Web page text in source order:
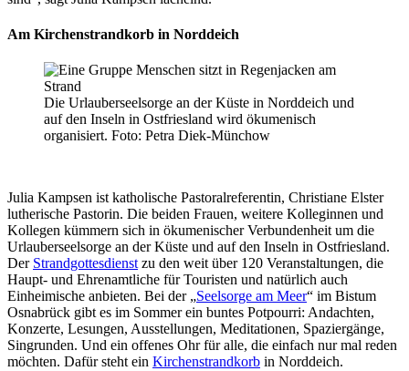
Am Kirchenstrandkorb in Norddeich
Die Urlauberseelsorge an der Küste in Norddeich und
auf den Inseln in Ostfriesland wird ökumenisch
organisiert. Foto: Petra Diek-Münchow
Julia Kampsen ist katholische Pastoralreferentin, Christiane Elster
lutherische Pastorin. Die beiden Frauen, weitere Kolleginnen und
Kollegen kümmern sich in ökumenischer Verbundenheit um die
Urlauberseelsorge an der Küste und auf den Inseln in Ostfriesland.
Der Strandgottesdienst zu den weit über 120 Veranstaltungen, die
Haupt- und Ehrenamtliche für Touristen und natürlich auch
Einheimische anbieten. Bei der „Seelsorge am Meer“ im Bistum
Osnabrück gibt es im Sommer ein buntes Potpourri: Andachten,
Konzerte, Lesungen, Ausstellungen, Meditationen, Spaziergänge,
Singrunden. Und ein offenes Ohr für alle, die einfach nur mal reden
möchten. Dafür steht ein Kirchenstrandkorb in Norddeich.